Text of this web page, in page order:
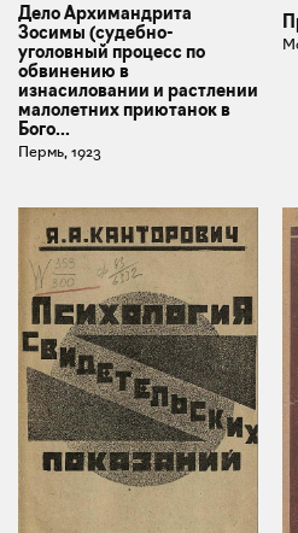
Дело Архимандрита
Зосимы (судебно-
уголовный процесс по
обвинению в
изнасиловании и растлении
малолетних приютанок в
Бого...
Пермь, 1923